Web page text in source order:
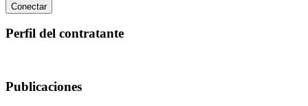
Conectar
Perfil del contratante
Publicaciones